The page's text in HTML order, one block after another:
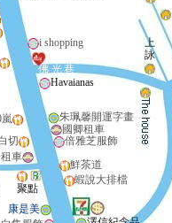
切
嵐
車
佛 光巷
上
詠
Havaianas
朱珮馨開運字畫
國卿租車
鮮茶道
康是美
聚點
i shopping
倍雅芝服飾
蝦說大排檔